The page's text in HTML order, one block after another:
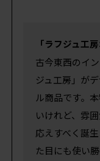
「ラフジュ工
古今東西のイ
ジュ工房」が
ル商品です。
いけれど、雰
応えすべく誕
た目にも使い